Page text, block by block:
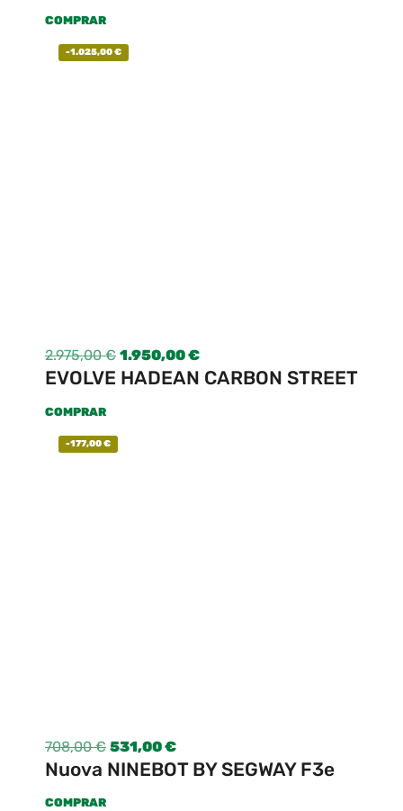
COMPRAR
-1.025,00€
2.975,00€ 1.950,00€
EVOLVE HADEAN CARBON STREET
COMPRAR
-177,00€
708,00€ 531,00€
Nuova NINEBOT BY SEGWAY F3e
COMPRAR